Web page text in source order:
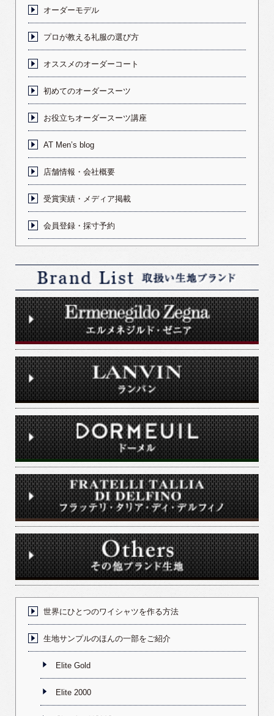
オーダーモデル
プロが教える礼服の選び方
オススメのオーダーコート
初めてのオーダースーツ
お役立ちオーダースーツ講座
AT Men’s blog
店舗情報・会社概要
受賞実績・メディア掲載
会員登録・採寸予約
世界にひとつのワイシャツを作る方法
生地サンプルのほんの一部をご紹介
Elite Gold
Elite 2000